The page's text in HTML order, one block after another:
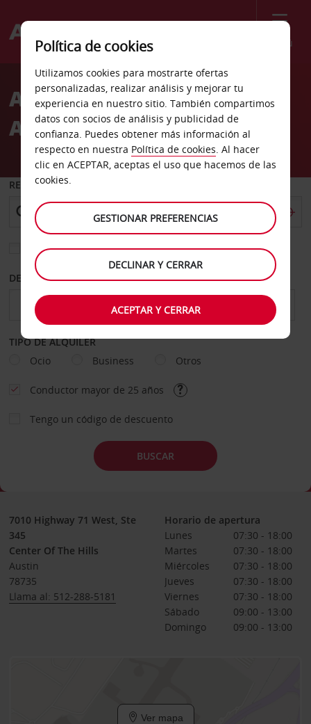
Menú
Welcome
AvisAlquiler de coches Oakhill
Austin TX Avis
RECOGER EN
Elegir otra oficina de devolución
DESDE HASTA
TIPO DE ALQUILER
Ocio
Business Otros
Conductor mayor de 25 años
Tengo un código de descuento
BUSCAR
7010 Highway 71 West, Ste
345
Center Of The Hills
Austin
78735
Llama al: 512-288-5181
Horario de apertura
Lunes
07:30 - 18:00
Martes
07:30 - 18:00
Miércoles
07:30 - 18:00
Jueves
07:30 - 18:00
Viernes
07:30 - 18:00
Sábado
09:00 - 13:00
Domingo
09:00 - 13:00
Ver mapa
Política de cookies
Utilizamos cookies para mostrarte ofertas
personalizadas, realizar análisis y mejorar tu
experiencia en nuestro sitio. También compartimos
datos con socios de análisis y publicidad de
confianza. Puedes obtener más información al
respecto en nuestra Política de cookies. Al hacer
clic en ACEPTAR, aceptas el uso que hacemos de las
cookies.
GESTIONAR PREFERENCIAS
DECLINAR Y CERRAR
ACEPTAR Y CERRAR